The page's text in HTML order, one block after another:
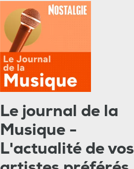
Le journal de la
Musique -
L'actualité de vos